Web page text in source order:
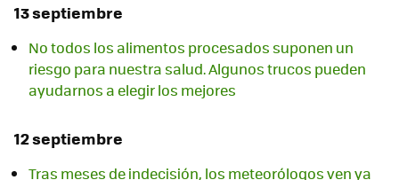
13 septiembre
No todos los alimentos procesados suponen un
riesgo para nuestra salud. Algunos trucos pueden
ayudarnos a elegir los mejores
12 septiembre
Tras meses de indecisión, los meteorólogos ven ya